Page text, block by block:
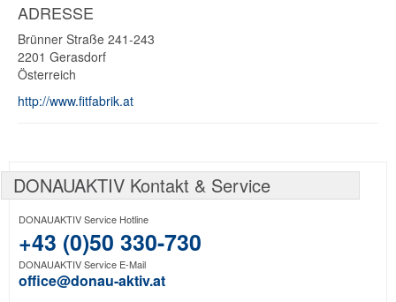
ADRESSE
Brünner Straße 241-243
2201 Gerasdorf
Österreich
http://www.fitfabrik.at
DONAUAKTIV Kontakt & Service
DONAUAKTIV Service Hotline
+43 (0)50 330-730
DONAUAKTIV Service E-Mail
office@donau-aktiv.at